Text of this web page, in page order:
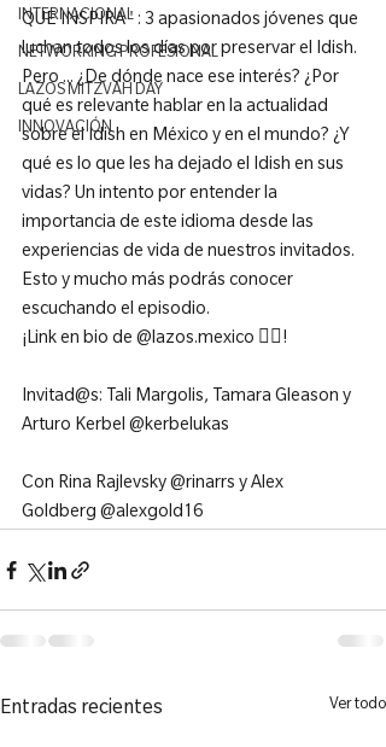
INTERNACIONAL
NETWORKING PROFESIONAL
LAZOS MITZVAH DAY
INNOVACIÓN
QUE INSPIRA" : 3 apasionados jóvenes que
luchan todos los días por preservar el Idish.
Pero ... ¿De dónde nace ese interés? ¿Por
qué es relevante hablar en la actualidad
sobre el Idish en México y en el mundo? ¿Y
qué es lo que les ha dejado el Idish en sus
vidas? Un intento por entender la
importancia de este idioma desde las
experiencias de vida de nuestros invitados.
Esto y mucho más podrás conocer
escuchando el episodio.
¡Link en bio de @lazos.mexico ☝🏻!
Invitad@s: Tali Margolis, Tamara Gleason y
Arturo Kerbel @kerbelukas
Con Rina Rajlevsky @rinarrs y Alex
Goldberg @alexgold16
Entradas recientes Ver todo